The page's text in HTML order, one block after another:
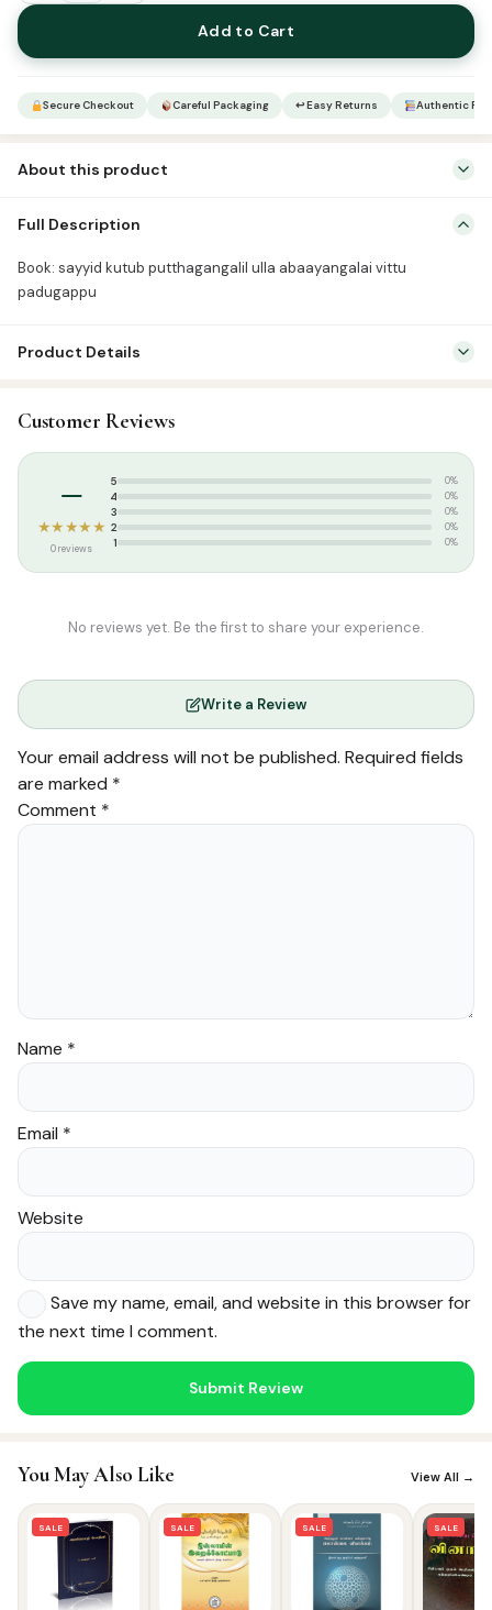
குத்பு
புத்தகங்களில்
உள்ள
விட்டு
quantity
Add to Cart
Secure Checkout Careful Packaging ↩ Easy Returns Authentic
About this product
Full Description
Book: sayyid kutub putthagangalil ulla abaayangalai vittu
padugappu
Product Details
Categories: Aqeedah,Tamil Islamic Books
Customer Reviews
–
★★★★★
0 reviews
5 0%
4 0%
3 0%
2 0%
1 0%
No reviews yet. Be the first to share your experience.
Write a Review
Your email address will not be published. Required fields
are marked *
Comment *
Name *
Email *
Website
Save my name, email, and website in this browser for
the next time I comment.
You May Also Like View All →
SALE SALE SALE SALE